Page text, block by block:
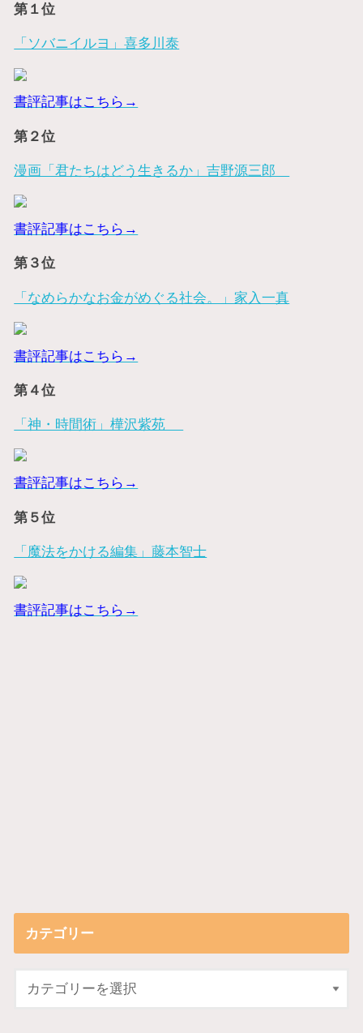
第１位
「ソバニイルヨ」喜多川泰
書評記事はこちら→
第２位
漫画「君たちはどう生きるか」吉野源三郎
書評記事はこちら→
第３位
「なめらかなお金がめぐる社会。」家入一真
書評記事はこちら→
第４位
「神・時間術」樺沢紫苑
書評記事はこちら→
第５位
「魔法をかける編集」藤本智士
書評記事はこちら→
カテゴリー